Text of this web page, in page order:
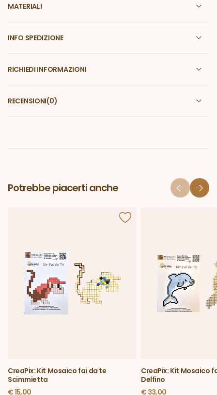
MATERIALI
INFO SPEDIZIONE
RICHIEDI INFORMAZIONI
RECENSIONI(0)
Potrebbe piacerti anche
CreaPix: Kit Mosaico fai da te
Scimmietta
€15,00
CreaPix: Kit Mosaico
Delfino
€33,00